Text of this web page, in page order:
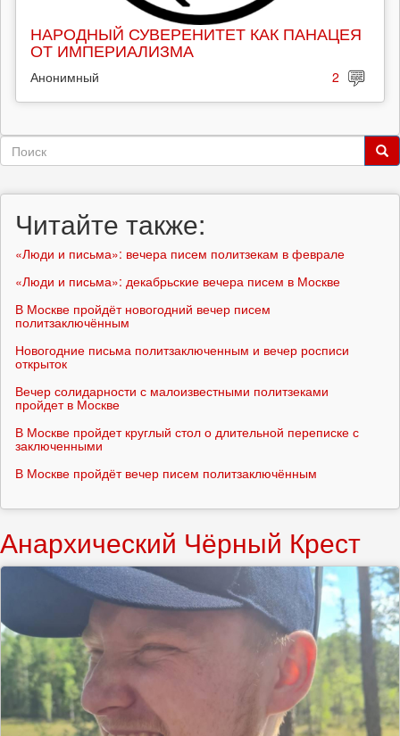
НАРОДНЫЙ СУВЕРЕНИТЕТ КАК ПАНАЦЕЯ
ОТ ИМПЕРИАЛИЗМА
Анонимный 2
Форма
Читайте также:
«Люди и письма»: вечера писем политзекам в феврале
«Люди и письма»: декабрьские вечера писем в Москве
В Москве пройдёт новогодний вечер писем
политзаключённым
Новогодние письма политзаключенным и вечер росписи
открыток
Вечер солидарности с малоизвестными политзеками
пройдет в Москве
В Москве пройдет круглый стол о длительной переписке с
заключенными
В Москве пройдёт вечер писем политзаключённым
Анархический Чёрный Крест